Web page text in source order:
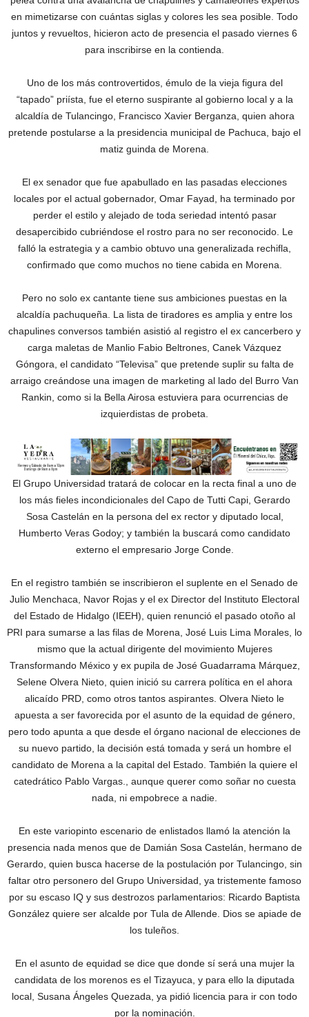
en mimetizarse con cuántas siglas y colores les sea posible. Todo
juntos y revueltos, hicieron acto de presencia el pasado viernes 6
para inscribirse en la contienda.
Uno de los más controvertidos, émulo de la vieja figura del
“tapado” priísta, fue el eterno suspirante al gobierno local y a la
alcaldía de Tulancingo, Francisco Xavier Berganza, quien ahora
pretende postularse a la presidencia municipal de Pachuca, bajo el
matiz guinda de Morena.
El ex senador que fue apabullado en las pasadas elecciones
locales por el actual gobernador, Omar Fayad, ha terminado por
perder el estilo y alejado de toda seriedad intentó pasar
desapercibido cubriéndose el rostro para no ser reconocido. Le
falló la estrategia y a cambio obtuvo una generalizada rechifla,
confirmado que como muchos no tiene cabida en Morena.
Pero no solo ex cantante tiene sus ambiciones puestas en la
alcaldía pachuqueña. La lista de tiradores es amplia y entre los
chapulines conversos también asistió al registro el ex cancerbero y
carga maletas de Manlio Fabio Beltrones, Canek Vázquez
Góngora, el candidato “Televisa” que pretende suplir su falta de
arraigo creándose una imagen de marketing al lado del Burro Van
Rankin, como si la Bella Airosa estuviera para ocurrencias de
izquierdistas de probeta.
El Grupo Universidad tratará de colocar en la recta final a uno de
los más fieles incondicionales del Capo de Tutti Capi, Gerardo
Sosa Castelán en la persona del ex rector y diputado local,
Humberto Veras Godoy; y también la buscará como candidato
externo el empresario Jorge Conde.
En el registro también se inscribieron el suplente en el Senado de
Julio Menchaca, Navor Rojas y el ex Director del Instituto Electoral
del Estado de Hidalgo (IEEH), quien renunció el pasado otoño al
PRI para sumarse a las filas de Morena, José Luis Lima Morales, lo
mismo que la actual dirigente del movimiento Mujeres
Transformando México y ex pupila de José Guadarrama Márquez,
Selene Olvera Nieto, quien inició su carrera política en el ahora
alicaído PRD, como otros tantos aspirantes. Olvera Nieto le
apuesta a ser favorecida por el asunto de la equidad de género,
pero todo apunta a que desde el órgano nacional de elecciones de
su nuevo partido, la decisión está tomada y será un hombre el
candidato de Morena a la capital del Estado. También la quiere el
catedrático Pablo Vargas., aunque querer como soñar no cuesta
nada, ni empobrece a nadie.
En este variopinto escenario de enlistados llamó la atención la
presencia nada menos que de Damián Sosa Castelán, hermano de
Gerardo, quien busca hacerse de la postulación por Tulancingo, sin
faltar otro personero del Grupo Universidad, ya tristemente famoso
por su escaso IQ y sus destrozos parlamentarios: Ricardo Baptista
González quiere ser alcalde por Tula de Allende. Dios se apiade de
los tuleños.
En el asunto de equidad se dice que donde sí será una mujer la
candidata de los morenos es el Tizayuca, y para ello la diputada
local, Susana Ángeles Quezada, ya pidió licencia para ir con todo
por la nominación.